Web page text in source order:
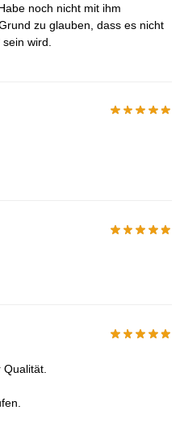
noch nicht mit ihm
zu glauben, dass es nicht
wird.
Qualität.